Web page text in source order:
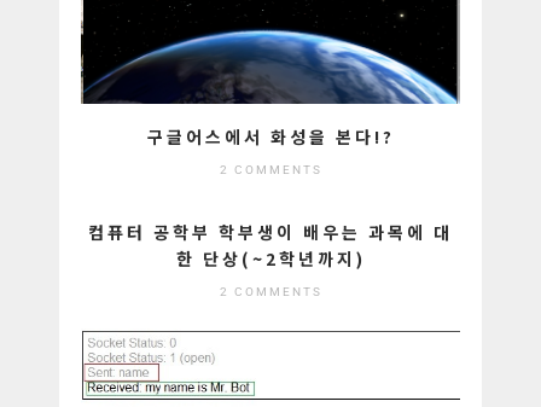
구글어스에서 화성을 본다!?
2 COMMENTS
컴퓨터 공학부 학부생이 배우는 과목에 대
한 단상(~2학년까지)
2 COMMENTS